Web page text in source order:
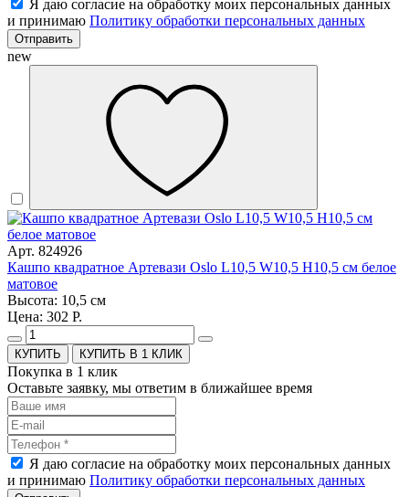
Я даю согласие на обработку моих персональных данных
и принимаю Политику обработки персональных данных
Отправить
new
Арт. 824926
Кашпо квадратное Артевази Oslo L10,5 W10,5 H10,5 см белое
матовое
Высота: 10,5 см
Цена: 302 Р.
КУПИТЬ В 1 КЛИК
Покупка в 1 клик
Оставьте заявку, мы ответим в ближайшее время
Я даю согласие на обработку моих персональных данных
и принимаю Политику обработки персональных данных